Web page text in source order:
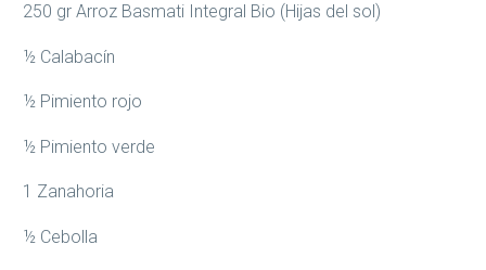
250 gr Arroz Basmati Integral Bio (Hijas del sol)
½ Calabacín
½ Pimiento rojo
½ Pimiento verde
1 Zanahoria
½ Cebolla